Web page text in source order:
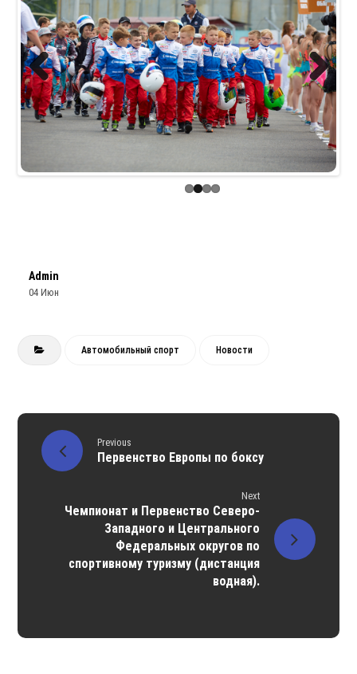
Previous Next
Admin
04 Июн
Автомобильный спорт Новости
Previous
Первенство Европы по боксу
Next
Чемпионат и Первенство Северо-
Западного и Центрального
Федеральных округов по
спортивному туризму (дистанция
водная).